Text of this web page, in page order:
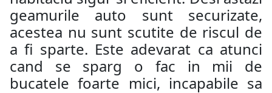
geamurile auto sunt securizate,
acestea nu sunt scutite de riscul de
a fi sparte. Este adevarat ca atunci
cand se sparg o fac in mii de
bucatele foarte mici, incapabile sa